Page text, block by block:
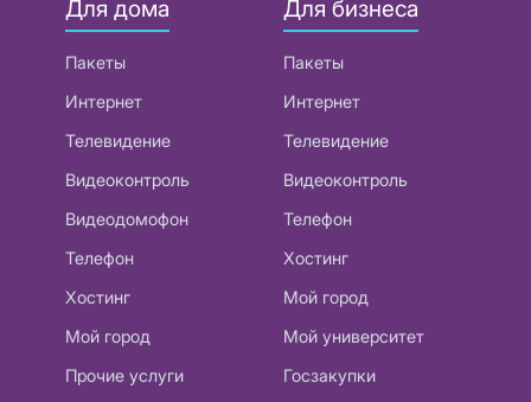
Для дома
Пакеты
Интернет
Телевидение
Видеоконтроль
Видеодомофон
Телефон
Хостинг
Мой город
Прочие услуги
Для бизнеса
Пакеты
Интернет
Телевидение
Видеоконтроль
Телефон
Хостинг
Мой город
Мой университет
Госзакупки